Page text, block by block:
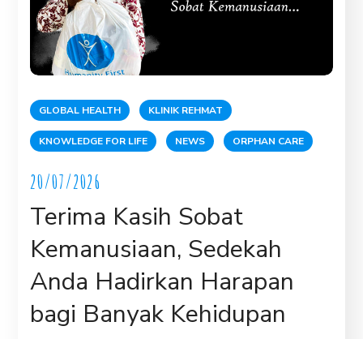
GLOBAL HEALTH KLINIK REHMAT
KNOWLEDGE FOR LIFE NEWS ORPHAN CARE
20/07/2026
Terima Kasih Sobat
Kemanusiaan, Sedekah
Anda Hadirkan Harapan
bagi Banyak Kehidupan